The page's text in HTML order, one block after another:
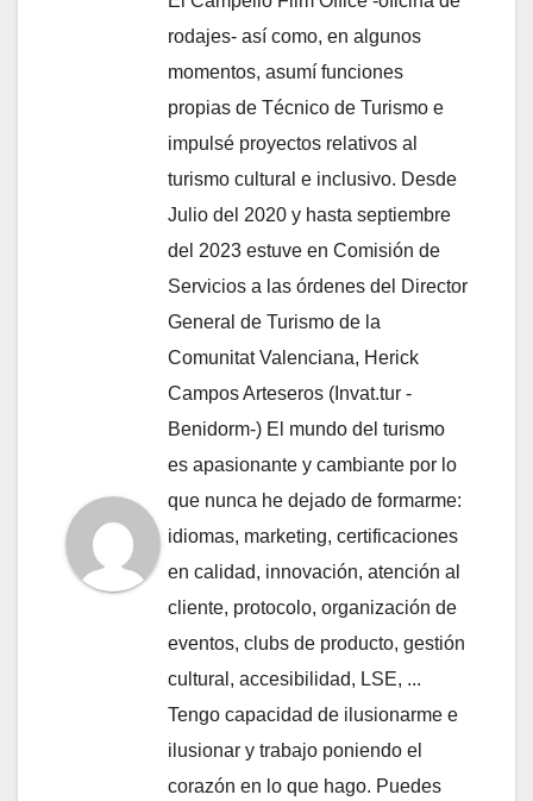
rodajes- así como, en algunos
momentos, asumí funciones
propias de Técnico de Turismo e
impulsé proyectos relativos al
turismo cultural e inclusivo. Desde
Julio del 2020 y hasta septiembre
del 2023 estuve en Comisión de
Servicios a las órdenes del Director
General de Turismo de la
Comunitat Valenciana, Herick
Campos Arteseros (Invat.tur -
Benidorm-) El mundo del turismo
es apasionante y cambiante por lo
que nunca he dejado de formarme:
idiomas, marketing, certificaciones
en calidad, innovación, atención al
cliente, protocolo, organización de
eventos, clubs de producto, gestión
cultural, accesibilidad, LSE, ...
Tengo capacidad de ilusionarme e
ilusionar y trabajo poniendo el
corazón en lo que hago. Puedes